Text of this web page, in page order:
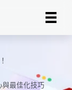
與最佳化技巧